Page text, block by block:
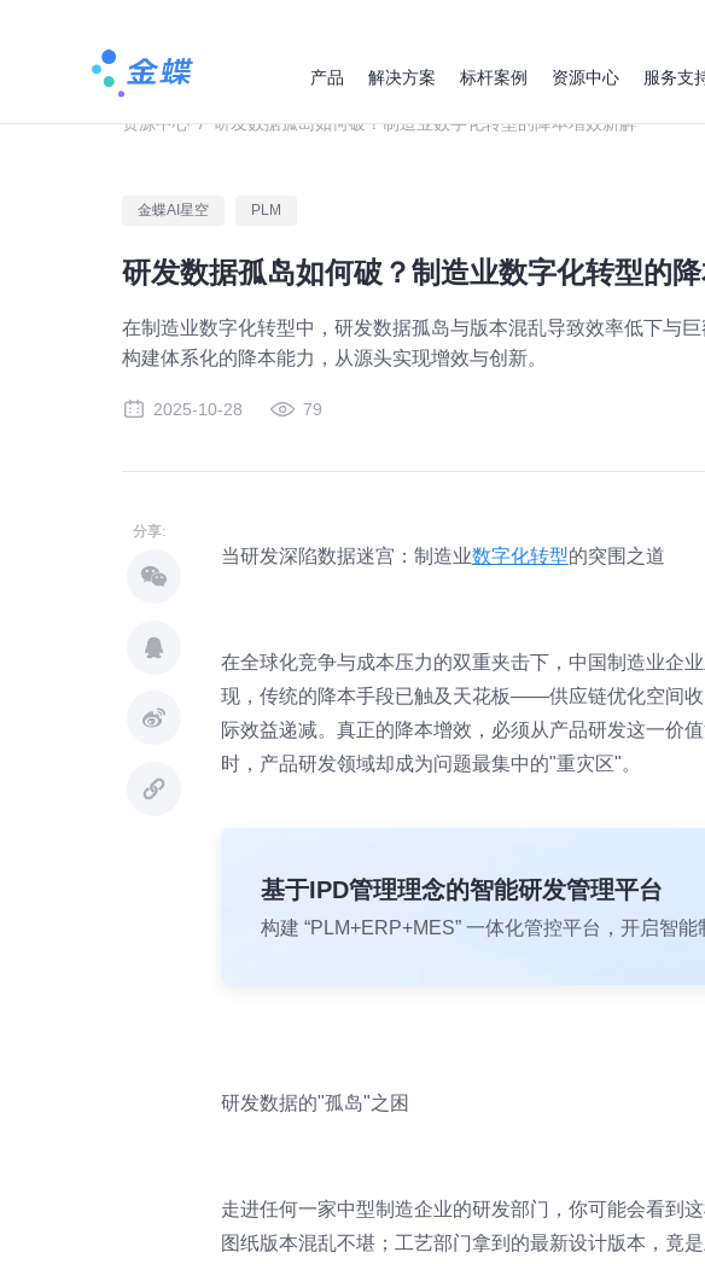
产品 解决方案 标杆案例 资源中心 服务支
资源中心 / 研发数据孤岛如何破？制造业数字化转型的降本增效新解
金蝶AI星空 PLM
研发数据孤岛如何破？制造业数字化转型的
在制造业数字化转型中，研发数据孤岛与版本混乱导致效率低下与
构建体系化的降本能力，从源头实现增效与创新。
2025-10-28 79
分享:
当研发深陷数据迷宫：制造业数字化转型的突围之道
在全球化竞争与成本压力的双重夹击下，中国制造业企
现，传统的降本手段已触及天花板——供应链优化空间
际效益递减。真正的降本增效，必须从产品研发这一价
时，产品研发领域却成为问题最集中的"重灾区"。
基于IPD管理理念的智能研发管理平台
构建 “PLM+ERP+MES” 一体化管控平台，开启智能
研发数据的"孤岛"之困
走进任何一家中型制造企业的研发部门，你可能会看到
图纸版本混乱不堪；工艺部门拿到的最新设计版本，竟